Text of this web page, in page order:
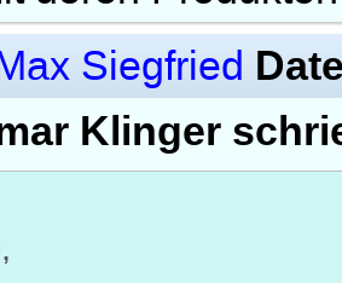
Siegfried
Klinger